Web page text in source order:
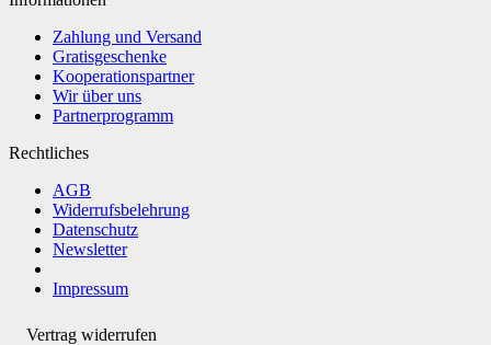
Zahlung und Versand
Gratisgeschenke
Kooperationspartner
Wir über uns
Partnerprogramm
Rechtliches
AGB
Widerrufsbelehrung
Datenschutz
Newsletter
Impressum
Vertrag widerrufen